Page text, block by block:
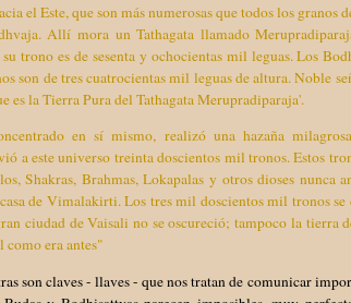
el Este, que son más numerosas que todos los granos
Allí mora un Tathagata llamado
trono es de sesenta y ochocientas mil leguas. Los
son de tres cuatrocientas mil leguas de altura. Noble
es la Tierra Pura del Tathagata Merupradiparaja'.
en sí mismo, realizó una hazaña
a este universo treinta doscientos mil tronos. Estos
Shakras, Brahmas, Lokapalas y otros dioses nunca
de Vimalakirti. Los tres mil doscientos mil tronos
ciudad de Vaisali no se oscureció; tampoco la tierra
como era antes"
son claves - llaves - que nos tratan de comunicar